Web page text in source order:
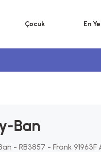
Çocuk En
Ban
- RB3857 - Frank 91963F